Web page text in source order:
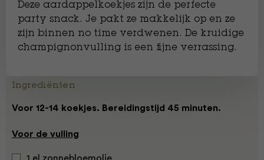
Deze aardappelkoekjes zijn de perfecte
party snack. Je pakt ze makkelijk op en ze
zijn binnen no time verdwenen. De kruidige
champignonvulling is een fijne verrassing.
Ingrediënten
Voor 12-14 koekjes. Bereidingstijd 45 minuten.
Voor de vulling